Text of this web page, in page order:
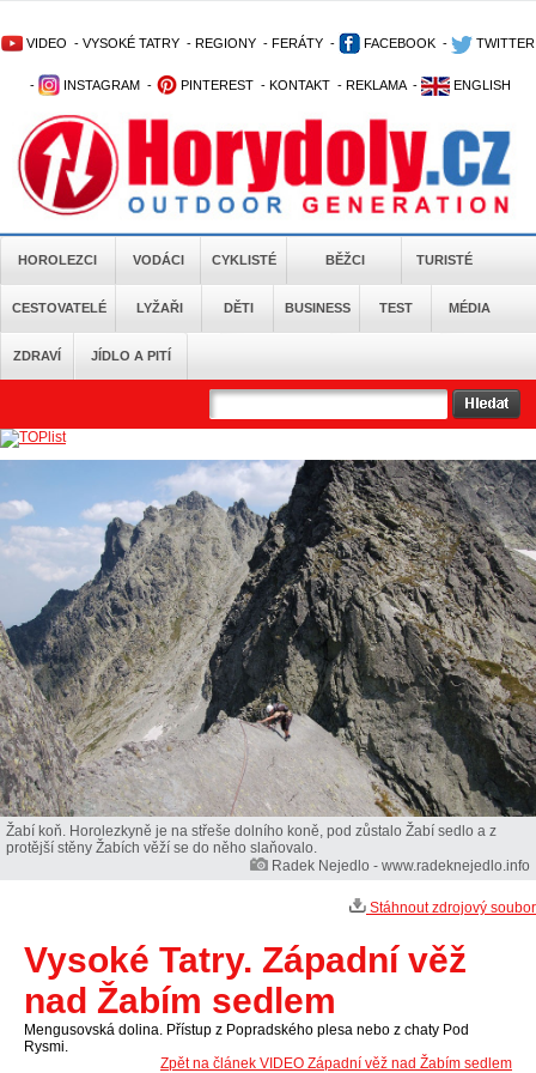
VIDEO - VYSOKÉ TATRY - REGIONY - FERÁTY - FACEBOOK - TWITTER
- INSTAGRAM - PINTEREST - KONTAKT - REKLAMA - ENGLISH
HOROLEZCI VODÁCI CYKLISTÉ BĚŽCI TURISTÉ
CESTOVATELÉ LYŽAŘI DĚTI BUSINESS TEST MÉDIA
ZDRAVÍ JÍDLO A PITÍ
Žabí koň. Horolezkyně je na střeše dolního koně, pod zůstalo Žabí sedlo a z
protější stěny Žabích věží se do něho slaňovalo.
Radek Nejedlo - www.radeknejedlo.info
Stáhnout zdrojový soubor
Vysoké Tatry. Západní věž
nad Žabím sedlem
Mengusovská dolina. Přístup z Popradského plesa nebo z chaty Pod
Rysmi.
Zpět na článek VIDEO Západní věž nad Žabím sedlem